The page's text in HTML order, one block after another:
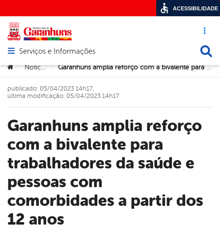
Acesso
Abrir menu principal de navegação
Serviços e Informações
Você está aqui:
> Notícias > Garanhuns amplia reforço com a bivalente para trabalhadores da saúde e pessoas com comorbidades a partir dos 12 anos
Garanhuns amplia reforço
com a bivalente para
trabalhadores da saúde e
pessoas com
comorbidades a partir dos
12 anos
publicado: 05/04/2023 14h17,
última modificação: 05/04/2023 14h17
ACESSIBILIDADE